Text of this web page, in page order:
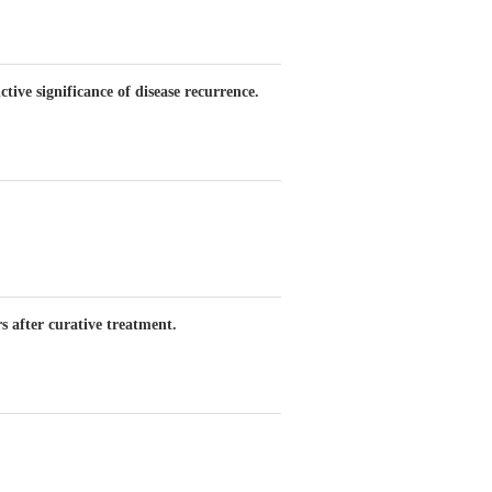
significance of disease recurrence.
after curative treatment.